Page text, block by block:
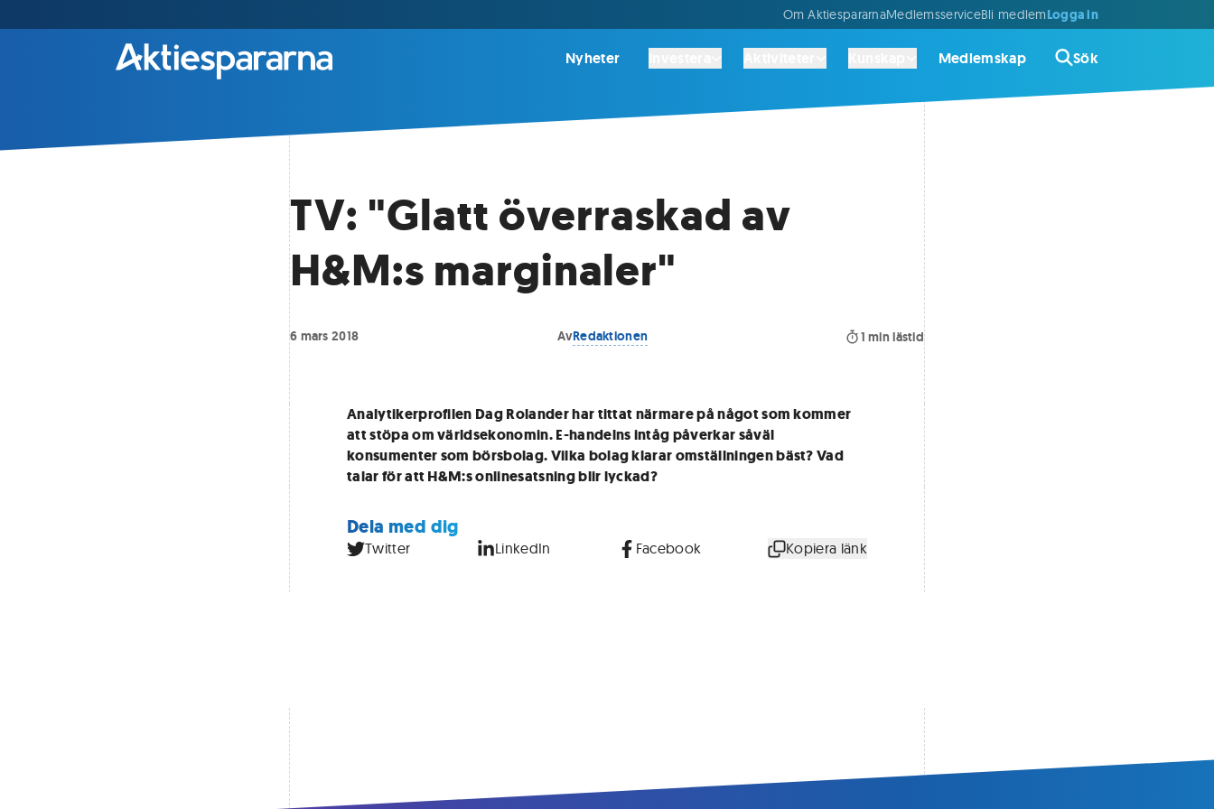
Om AktiespararnaMedlemsserviceBli medlemLogga in
Nyheter Medlemskap Sök
TV: "Glatt överraskad av
H&M:s marginaler"
6 mars 2018 AvRedaktionen 1 min lästid
Analytikerprofilen Dag Rolander har tittat närmare på något som kommer
att stöpa om världsekonomin. E-handelns intåg påverkar såväl
konsumenter som börsbolag. Vilka bolag klarar omställningen bäst? Vad
talar för att H&M:s onlinesatsning blir lyckad?
Dela med dig
Twitter LinkedIn Facebook Kopiera länk